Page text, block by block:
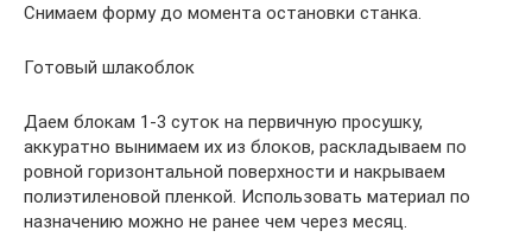
Снимаем форму до момента остановки станка.
Готовый шлакоблок
Даем блокам 1-3 суток на первичную просушку,
аккуратно вынимаем их из блоков, раскладываем по
ровной горизонтальной поверхности и накрываем
полиэтиленовой пленкой. Использовать материал по
назначению можно не ранее чем через месяц.